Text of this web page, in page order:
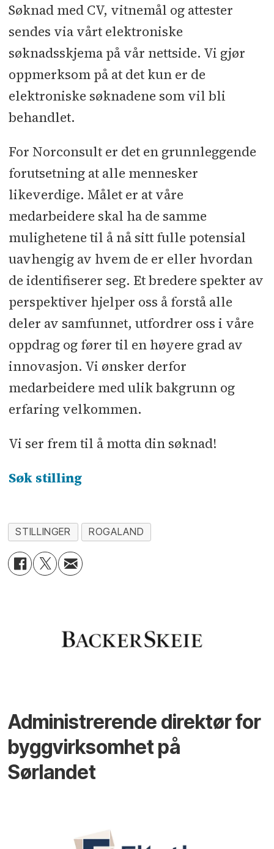
Søknad med CV, vitnemål og attester
sendes via vårt elektroniske
søknadsskjema på vår nettside. Vi gjør
oppmerksom på at det kun er de
elektroniske søknadene som vil bli
behandlet.
For Norconsult er det en grunnleggende
forutsetning at alle mennesker
likeverdige. Målet er at våre
medarbeidere skal ha de samme
mulighetene til å nå sitt fulle potensial
uavhengig av hvem de er eller hvordan
de identifiserer seg. Et bredere spekter av
perspektiver hjelper oss å forstå alle
deler av samfunnet, utfordrer oss i våre
oppdrag og fører til en høyere grad av
innovasjon. Vi ønsker derfor
medarbeidere med ulik bakgrunn og
erfaring velkommen.
Vi ser frem til å motta din søknad!
Søk stilling
STILLINGER ROGALAND
Administrerende direktør for
byggvirksomhet på
Sørlandet